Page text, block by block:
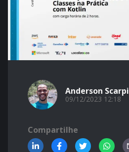
Anderson Scarpi
09/12/2023 12:18
Compartilhe